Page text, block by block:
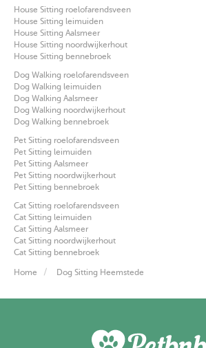
House Sitting roelofarendsveen
House Sitting leimuiden
House Sitting Aalsmeer
House Sitting noordwijkerhout
House Sitting bennebroek
Dog Walking roelofarendsveen
Dog Walking leimuiden
Dog Walking Aalsmeer
Dog Walking noordwijkerhout
Dog Walking bennebroek
Pet Sitting roelofarendsveen
Pet Sitting leimuiden
Pet Sitting Aalsmeer
Pet Sitting noordwijkerhout
Pet Sitting bennebroek
Cat Sitting roelofarendsveen
Cat Sitting leimuiden
Cat Sitting Aalsmeer
Cat Sitting noordwijkerhout
Cat Sitting bennebroek
Home Dog Sitting Heemstede